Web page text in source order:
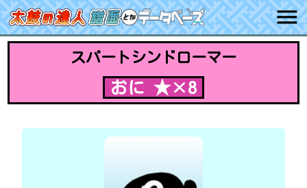
スパートシンドローマー
おに ★×8